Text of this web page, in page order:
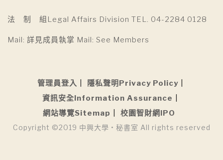
法 制 組Legal Affairs Division TEL. 04-2284 0128
Mail: 詳見成員執掌 Mail: See Members
管理員登入
隱私聲明Privacy Policy
資訊安全Information Assurance
網站導覽Sitemap
校園智財網IPO
Copyright ©2019 中興大學 • 秘書室 All rights reserved